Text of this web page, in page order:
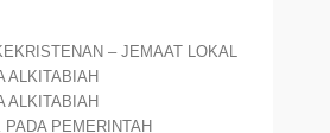
– JEMAAT LOKAL
ALKITABIAH
ALKITABIAH
PEMERINTAH